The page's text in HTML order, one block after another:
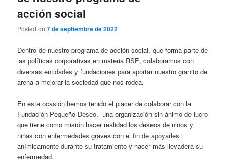
acción social
Posted on7 de septiembre de 2022
Dentro de nuestro programa de acción social, que forma parte de
las políticas corporativas en materia RSE, colaboramos con
diversas entidades y fundaciones para aportar nuestro granito de
arena a mejorar la sociedad que nos rodea.
En esta ocasión hemos tenido el placer de colaborar con la
Fundación Pequeño Deseo, una organización sin ánimo de lucro
que tiene como misión hacer realidad los deseos de niños y
niñas con enfermedades graves con el fin de apoyarles
anímicamente durante su tratamiento y hacer más llevadera su
enfermedad.